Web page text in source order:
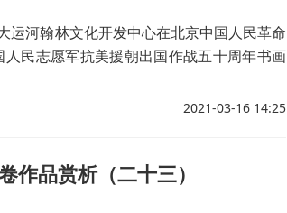
运河翰林文化开发中心在北京中国人民革命
民志愿军抗美援朝出国作战五十周年书画
2021-03-16 14:25
作品赏析（二十三）